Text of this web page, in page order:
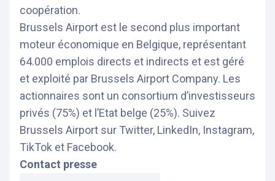
coopération.
Brussels Airport est le second plus important
moteur économique en Belgique, représentant
64.000 emplois directs et indirects et est géré
et exploité par Brussels Airport Company. Les
actionnaires sont un consortium d’investisseurs
privés (75%) et l’Etat belge (25%). Suivez
Brussels Airport sur Twitter, LinkedIn, Instagram,
TikTok et Facebook.
Contact presse